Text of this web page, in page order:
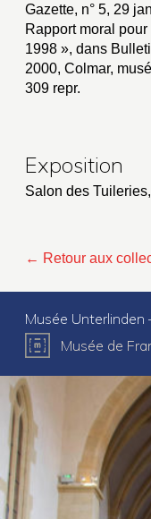
Gazette, n° 5, 29
Rapport moral
1998 », dans
2000, Colmar,
309 repr.
Exposition
Salon des
← Retour aux
Musée Unterlinden
Musée de